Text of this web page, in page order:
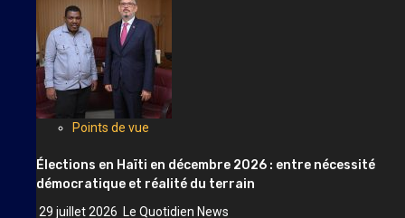
Points de vue
Élections en Haïti en décembre 2026 : entre nécessité
démocratique et réalité du terrain
29 juillet 2026 Le Quotidien News